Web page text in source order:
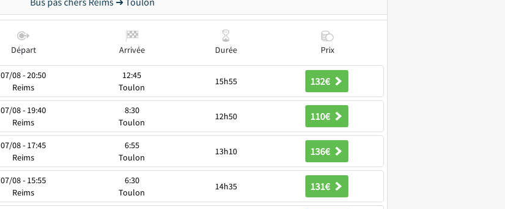
Départ Arrivée Durée Prix
07/08 - 20:50
Reims
12:45
Toulon
15h55 132€
07/08 - 19:40
Reims
8:30
Toulon
12h50 110€
07/08 - 17:45
Reims
6:55
Toulon
13h10 136€
07/08 - 15:55
Reims
6:30
Toulon
14h35 131€